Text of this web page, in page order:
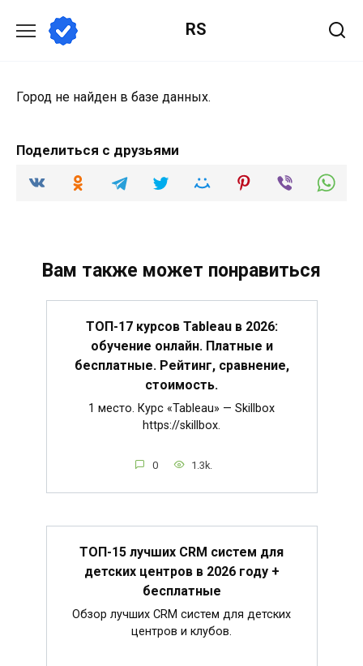
содержанию
RS
Город не найден в базе данных.
Поделиться с друзьями
Вам также может понравиться
ТОП-17 курсов Tableau в 2026:
обучение онлайн. Платные и
бесплатные. Рейтинг, сравнение,
стоимость.
1 место. Курс «Tableau» — Skillbox
https://skillbox.
0 1.3k.
ТОП-15 лучших CRM систем для
детских центров в 2026 году +
бесплатные
Обзор лучших CRM систем для детских
центров и клубов.